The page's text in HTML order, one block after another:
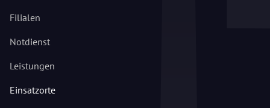
Filialen
Notdienst
Leistungen
Einsatzorte